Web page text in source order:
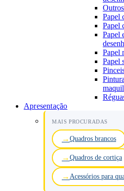
Papel
Papel
Papel
Papel
Papel
Apresentação
MAIS PROCURADAS
Quadros brancos
Quadros de cortiça
Acessórios para